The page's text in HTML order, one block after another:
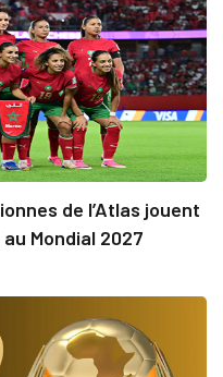
de l’Atlas jouent
Mondial 2027